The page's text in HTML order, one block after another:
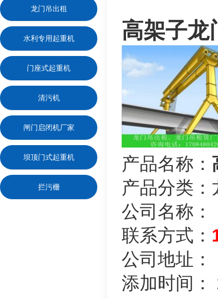
龙门吊出租
水利专用起重机
门座式起重机
清污机
闸门启闭机厂家
坝顶门式起重机
拦污栅
高架子龙
产品名称：
产品分类：
公司名称：
联系方式：
公司地址：
添加时间：